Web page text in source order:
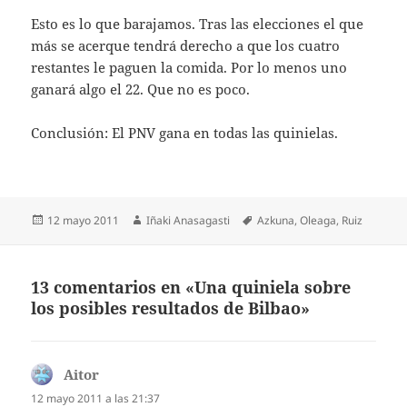
Esto es lo que barajamos. Tras las elecciones el que
más se acerque tendrá derecho a que los cuatro
restantes le paguen la comida. Por lo menos uno
ganará algo el 22. Que no es poco.
Conclusión: El PNV gana en todas las quinielas.
Publicado
12 mayo 2011 Autor
Iñaki Anasagasti Etiquetas
Azkuna,Oleaga, Ruiz
13 comentarios en «Una quiniela sobre
los posibles resultados de Bilbao»
Aitor
12 mayo 2011 a las 21:37